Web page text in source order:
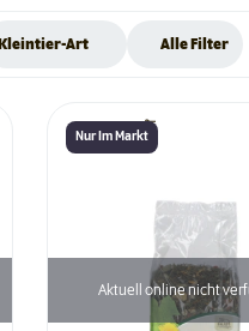
Kleintier-Art Alle Filter
Nur Im Markt
Aktuell online nicht